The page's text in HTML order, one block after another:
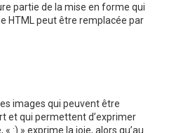
partie de la mise en forme qui
HTML peut être remplacée par
images qui peuvent être
et qui permettent d’exprimer
:) » exprime la joie, alors qu’au